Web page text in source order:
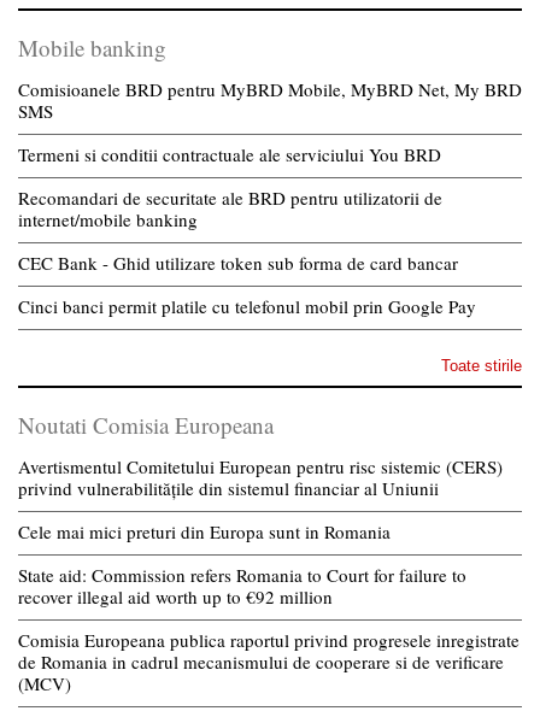
Mobile banking
Comisioanele BRD pentru MyBRD Mobile, MyBRD Net, My BRD
SMS
Termeni si conditii contractuale ale serviciului You BRD
Recomandari de securitate ale BRD pentru utilizatorii de
internet/mobile banking
CEC Bank - Ghid utilizare token sub forma de card bancar
Cinci banci permit platile cu telefonul mobil prin Google Pay
Toate stirile
Noutati Comisia Europeana
Avertismentul Comitetului European pentru risc sistemic (CERS)
privind vulnerabilitățile din sistemul financiar al Uniunii
Cele mai mici preturi din Europa sunt in Romania
State aid: Commission refers Romania to Court for failure to
recover illegal aid worth up to €92 million
Comisia Europeana publica raportul privind progresele inregistrate
de Romania in cadrul mecanismului de cooperare si de verificare
(MCV)